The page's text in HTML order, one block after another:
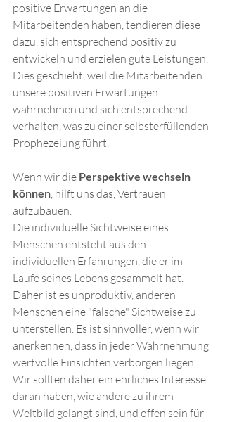
positive Erwartungen an die
Mitarbeitenden haben, tendieren diese
dazu, sich entsprechend positiv zu
entwickeln und erzielen gute Leistungen.
Dies geschieht, weil die Mitarbeitenden
unsere positiven Erwartungen
wahrnehmen und sich entsprechend
verhalten, was zu einer selbsterfüllenden
Prophezeiung führt.
Wenn wir die Perspektive wechseln
können, hilft uns das, Vertrauen
aufzubauen.
Die individuelle Sichtweise eines
Menschen entsteht aus den
individuellen Erfahrungen, die er im
Laufe seines Lebens gesammelt hat.
Daher ist es unproduktiv, anderen
Menschen eine "falsche" Sichtweise zu
unterstellen. Es ist sinnvoller, wenn wir
anerkennen, dass in jeder Wahrnehmung
wertvolle Einsichten verborgen liegen.
Wir sollten daher ein ehrliches Interesse
daran haben, wie andere zu ihrem
Weltbild gelangt sind, und offen sein für